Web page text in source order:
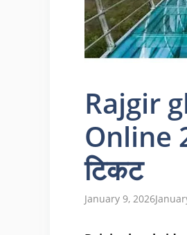
Rajgir
Online
टिकट
January 9, 2026